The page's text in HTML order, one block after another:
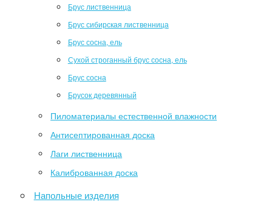
Брус лиственница
Брус сибирская лиственница
Брус сосна, ель
Сухой строганный брус сосна, ель
Брус сосна
Брусок деревянный
Пиломатериалы естественной влажности
Антисептированная доска
Лаги лиственница
Калиброванная доска
Напольные изделия